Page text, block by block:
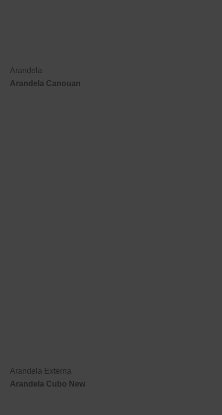
Arandela
Arandela Canouan
Arandela Externa
Arandela Cubo New